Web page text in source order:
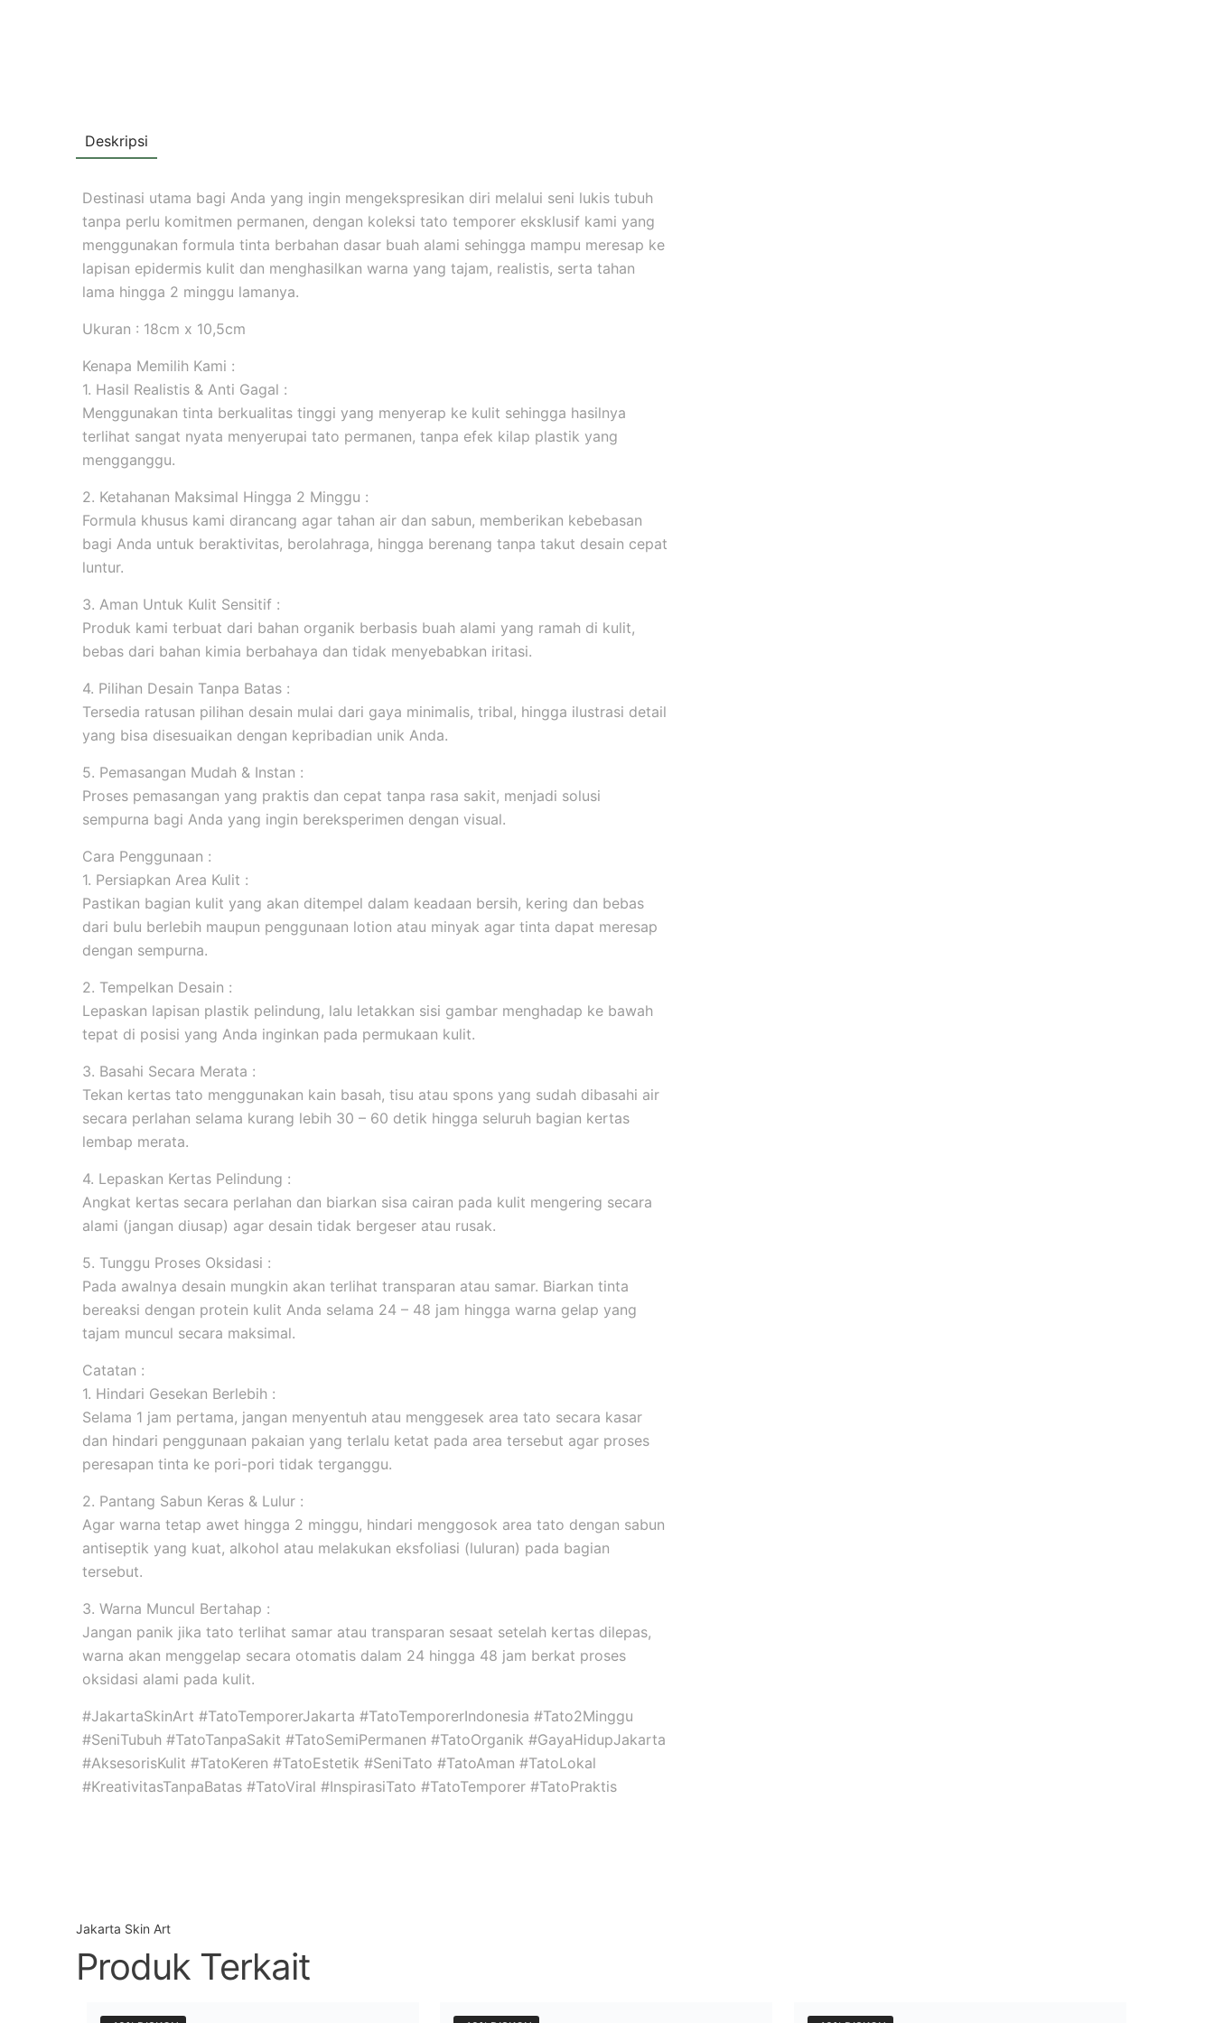
Deskripsi
Destinasi utama bagi Anda yang ingin mengekspresikan diri melalui seni lukis tubuh
tanpa perlu komitmen permanen, dengan koleksi tato temporer eksklusif kami yang
menggunakan formula tinta berbahan dasar buah alami sehingga mampu meresap ke
lapisan epidermis kulit dan menghasilkan warna yang tajam, realistis, serta tahan
lama hingga 2 minggu lamanya.
Ukuran : 18cm x 10,5cm
Kenapa Memilih Kami :
1. Hasil Realistis & Anti Gagal :
Menggunakan tinta berkualitas tinggi yang menyerap ke kulit sehingga hasilnya
terlihat sangat nyata menyerupai tato permanen, tanpa efek kilap plastik yang
mengganggu.
2. Ketahanan Maksimal Hingga 2 Minggu :
Formula khusus kami dirancang agar tahan air dan sabun, memberikan kebebasan
bagi Anda untuk beraktivitas, berolahraga, hingga berenang tanpa takut desain cepat
luntur.
3. Aman Untuk Kulit Sensitif :
Produk kami terbuat dari bahan organik berbasis buah alami yang ramah di kulit,
bebas dari bahan kimia berbahaya dan tidak menyebabkan iritasi.
4. Pilihan Desain Tanpa Batas :
Tersedia ratusan pilihan desain mulai dari gaya minimalis, tribal, hingga ilustrasi detail
yang bisa disesuaikan dengan kepribadian unik Anda.
5. Pemasangan Mudah & Instan :
Proses pemasangan yang praktis dan cepat tanpa rasa sakit, menjadi solusi
sempurna bagi Anda yang ingin bereksperimen dengan visual.
Cara Penggunaan :
1. Persiapkan Area Kulit :
Pastikan bagian kulit yang akan ditempel dalam keadaan bersih, kering dan bebas
dari bulu berlebih maupun penggunaan lotion atau minyak agar tinta dapat meresap
dengan sempurna.
2. Tempelkan Desain :
Lepaskan lapisan plastik pelindung, lalu letakkan sisi gambar menghadap ke bawah
tepat di posisi yang Anda inginkan pada permukaan kulit.
3. Basahi Secara Merata :
Tekan kertas tato menggunakan kain basah, tisu atau spons yang sudah dibasahi air
secara perlahan selama kurang lebih 30 – 60 detik hingga seluruh bagian kertas
lembap merata.
4. Lepaskan Kertas Pelindung :
Angkat kertas secara perlahan dan biarkan sisa cairan pada kulit mengering secara
alami (jangan diusap) agar desain tidak bergeser atau rusak.
5. Tunggu Proses Oksidasi :
Pada awalnya desain mungkin akan terlihat transparan atau samar. Biarkan tinta
bereaksi dengan protein kulit Anda selama 24 – 48 jam hingga warna gelap yang
tajam muncul secara maksimal.
Catatan :
1. Hindari Gesekan Berlebih :
Selama 1 jam pertama, jangan menyentuh atau menggesek area tato secara kasar
dan hindari penggunaan pakaian yang terlalu ketat pada area tersebut agar proses
peresapan tinta ke pori-pori tidak terganggu.
2. Pantang Sabun Keras & Lulur :
Agar warna tetap awet hingga 2 minggu, hindari menggosok area tato dengan sabun
antiseptik yang kuat, alkohol atau melakukan eksfoliasi (luluran) pada bagian
tersebut.
3. Warna Muncul Bertahap :
Jangan panik jika tato terlihat samar atau transparan sesaat setelah kertas dilepas,
warna akan menggelap secara otomatis dalam 24 hingga 48 jam berkat proses
oksidasi alami pada kulit.
#JakartaSkinArt #TatoTemporerJakarta #TatoTemporerIndonesia #Tato2Minggu
#SeniTubuh #TatoTanpaSakit #TatoSemiPermanen #TatoOrganik #GayaHidupJakarta
#AksesorisKulit #TatoKeren #TatoEstetik #SeniTato #TatoAman #TatoLokal
#KreativitasTanpaBatas #TatoViral #InspirasiTato #TatoTemporer #TatoPraktis
Jakarta Skin Art
Produk Terkait